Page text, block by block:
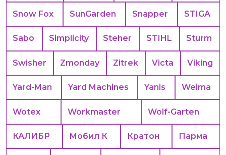
Snow Fox SunGarden Snapper STIGA
Sabo Simplicity Steher STIHL Sturm
Swisher Zmonday Zitrek Victa Viking
Yard-Man Yard Machines Yanis Weima
Wotex Workmaster Wolf-Garten
КАЛИБР Мобил К Кратон Парма